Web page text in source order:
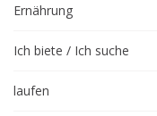
Ernährung
Ich biete / Ich suche
laufen